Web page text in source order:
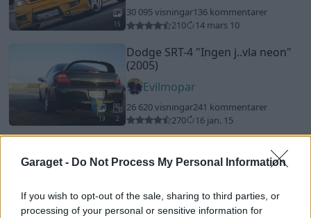
Garaget - Do Not Process My Personal Information
If you wish to opt-out of the sale, sharing to third parties, or
processing of your personal or sensitive information for
15
30 095 visningar136 kommentarer
210
14 mars 10
19 2
Dodge SRT-4 "Ingen j..vla neon"
(2005)
Evilmopar
26 620 visningar241 kommentarer
270
16 jan. 15
17 1
(1995)
jimpa00
508
29 dec. 15